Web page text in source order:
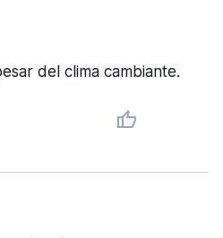
del clima cambiante.